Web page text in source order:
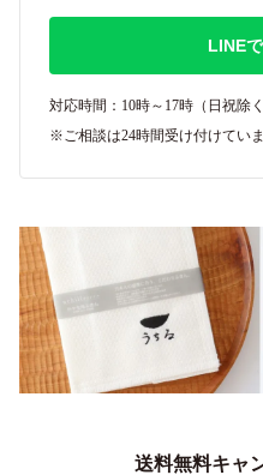
LINE
対応時間：10時～17時（日祝除く
※ご相談は24時間受け付けていま
送料無料キャ